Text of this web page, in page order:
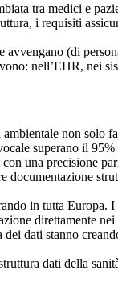
tra medici e
i requisiti
(di
nell’EHR, nei
non solo
superano il
una precisione
in tutta
direttamente
dati stanno
dati della